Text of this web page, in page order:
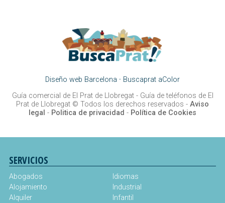
Diseño web Barcelona · Buscaprat aColor
Guía comercial de El Prat de Llobregat - Guía de teléfonos de El
Prat de Llobregat © Todos los derechos reservados - Aviso
legal - Politica de privacidad - Política de Cookies
SERVICIOS
Abogados
Alojamiento
Alquiler
Idiomas
Industrial
Infantil